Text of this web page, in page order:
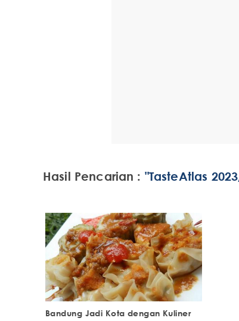
Hasil Pencarian : "TasteAtlas
Bandung Jadi Kota dengan Kuliner